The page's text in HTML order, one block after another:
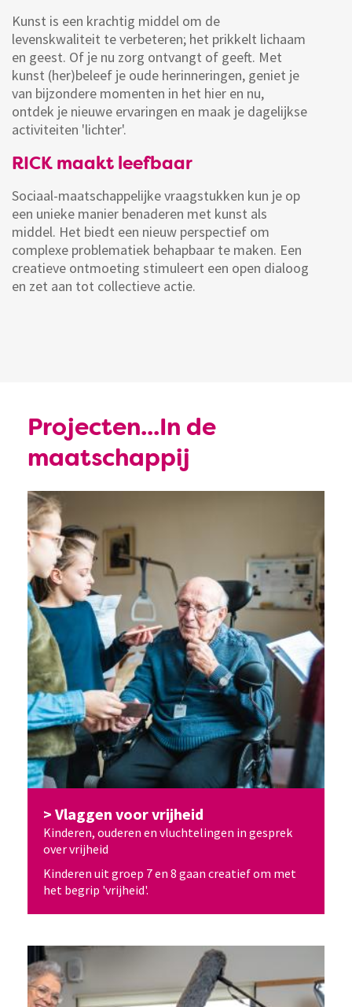
Kunst is een krachtig middel om de
levenskwaliteit te verbeteren; het prikkelt lichaam
en geest. Of je nu zorg ontvangt of geeft. Met
kunst (her)beleef je oude herinneringen, geniet je
van bijzondere momenten in het hier en nu,
ontdek je nieuwe ervaringen en maak je dagelijkse
activiteiten 'lichter'.
RICK maakt leefbaar
Sociaal-maatschappelijke vraagstukken kun je op
een unieke manier benaderen met kunst als
middel. Het biedt een nieuw perspectief om
complexe problematiek behapbaar te maken. Een
creatieve ontmoeting stimuleert een open dialoog
en zet aan tot collectieve actie.
Projecten...In de
maatschappij
Vlaggen voor vrijheid
Kinderen, ouderen en vluchtelingen in gesprek
over vrijheid
Kinderen uit groep 7 en 8 gaan creatief om met
het begrip 'vrijheid'.